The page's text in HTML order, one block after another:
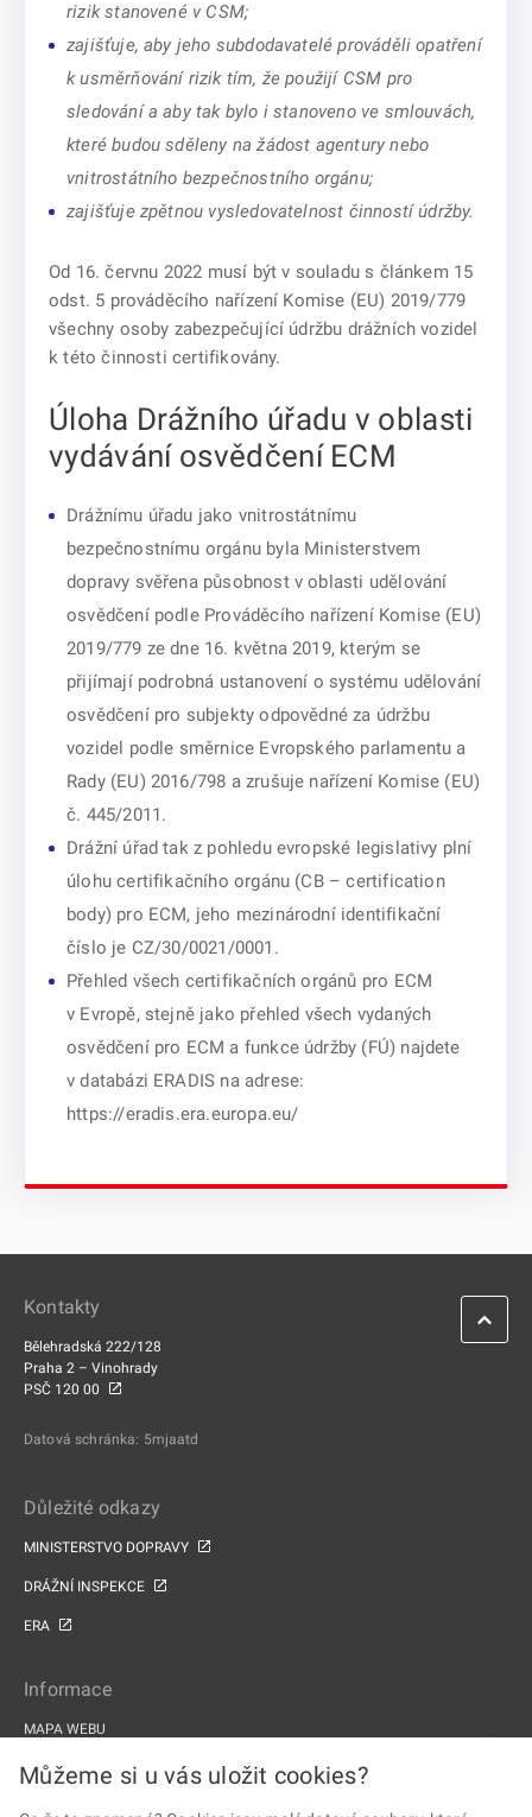
rizik stanovené v CSM;
zajišťuje, aby jeho subdodavatelé prováděli opatření
k usměrňování rizik tím, že použijí CSM pro
sledování a aby tak bylo i stanoveno ve smlouvách,
které budou sděleny na žádost agentury nebo
vnitrostátního bezpečnostního orgánu;
zajišťuje zpětnou vysledovatelnost činností údržby.
Od 16. červnu 2022 musí být v souladu s článkem 15
odst. 5 prováděcího nařízení Komise (EU) 2019/779
všechny osoby zabezpečující údržbu drážních vozidel
k této činnosti certifikovány.
Úloha Drážního úřadu v oblasti
vydávání osvědčení ECM
Drážnímu úřadu jako vnitrostátnímu
bezpečnostnímu orgánu byla Ministerstvem
dopravy svěřena působnost v oblasti udělování
osvědčení podle Prováděcího nařízení Komise (EU)
2019/779 ze dne 16. května 2019, kterým se
přijímají podrobná ustanovení o systému udělování
osvědčení pro subjekty odpovědné za údržbu
vozidel podle směrnice Evropského parlamentu a
Rady (EU) 2016/798 a zrušuje nařízení Komise (EU)
č. 445/2011.
Drážní úřad tak z pohledu evropské legislativy plní
úlohu certifikačního orgánu (CB – certification
body) pro ECM, jeho mezinárodní identifikační
číslo je CZ/30/0021/0001.
Přehled všech certifikačních orgánů pro ECM
v Evropě, stejně jako přehled všech vydaných
osvědčení pro ECM a funkce údržby (FÚ) najdete
v databázi ERADIS na adrese:
https://eradis.era.europa.eu/
Kontakty
Bělehradská 222/128
Praha 2 – Vinohrady
PSČ 120 00
Datová schránka: 5mjaatd
Důležité odkazy
MINISTERSTVO DOPRAVY
DRÁŽNÍ INSPEKCE
ERA
Informace
MAPA WEBU
PROHLÁŠENÍ O PŘÍSTUPNOSTI
Můžeme si u vás uložit cookies?